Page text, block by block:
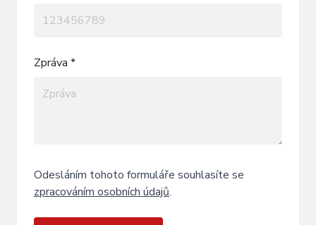
Zpráva *
Odesláním tohoto formuláře souhlasíte se
zpracováním osobních údajů.